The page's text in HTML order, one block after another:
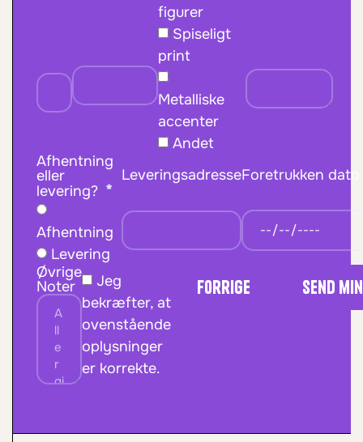
figurer
Spiseligt
print
Metalliske
accenter
Andet
Afhentning
eller
levering?
Afhentning
Levering
LeveringsadresseForetrukken dato
Øvrige
Noter
Jeg
bekræfter, at
ovenstående
oplysninger
er korrekte.
Forrige Send